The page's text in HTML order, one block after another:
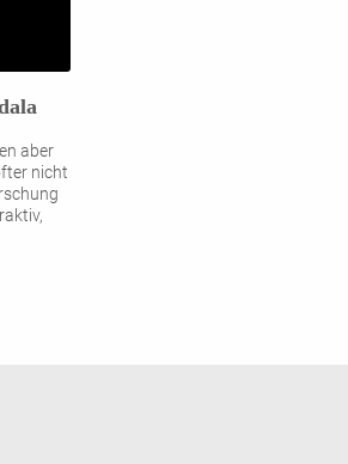
aber
nicht